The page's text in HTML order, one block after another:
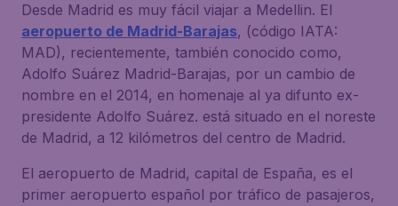
Desde Madrid es muy fácil viajar a Medellin. El
aeropuerto de Madrid-Barajas, (código IATA:
MAD), recientemente, también conocido como,
Adolfo Suárez Madrid-Barajas, por un cambio de
nombre en el 2014, en homenaje al ya difunto ex-
presidente Adolfo Suárez. está situado en el noreste
de Madrid, a 12 kilómetros del centro de Madrid.
El aeropuerto de Madrid, capital de España, es el
primer aeropuerto español por tráfico de pasajeros,